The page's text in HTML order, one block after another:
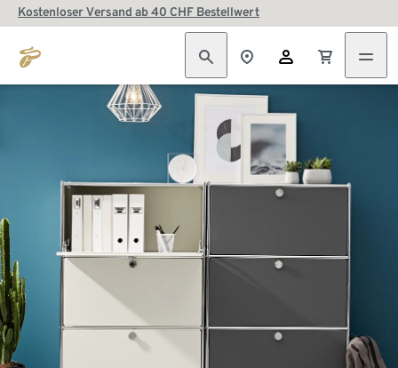
Kostenloser Versand ab 40 CHF Bestellwert